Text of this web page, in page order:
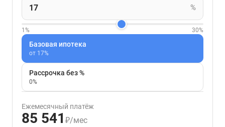
%
1% 30%
Базовая ипотека
от 17%
Рассрочка без %
0%
Ежемесячный платёж
85 541 ₽/мес